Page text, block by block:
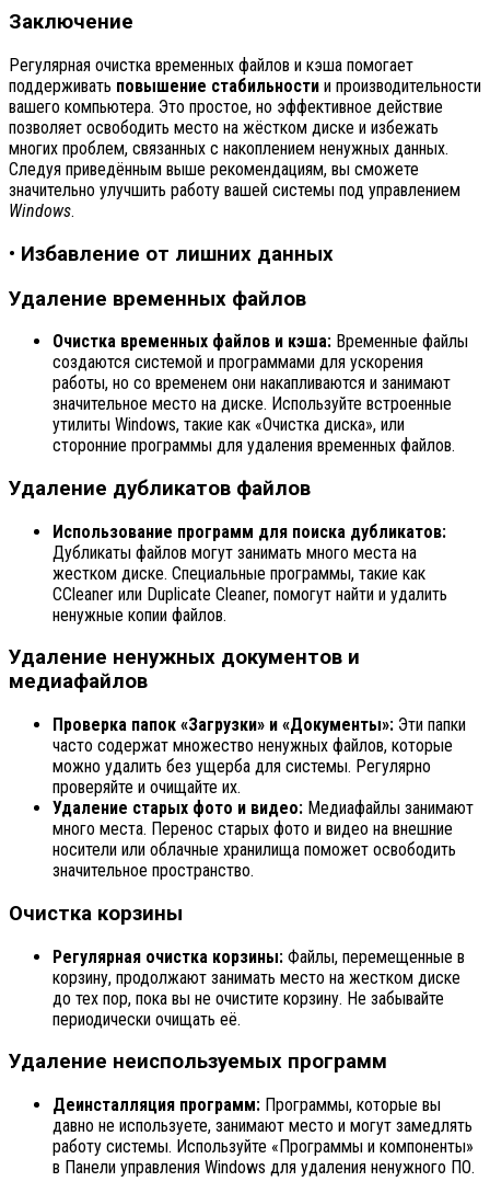
Заключение
Регулярная очистка временных файлов и кэша помогает
поддерживать повышение стабильности и производительности
вашего компьютера. Это простое, но эффективное действие
позволяет освободить место на жёстком диске и избежать
многих проблем, связанных с накоплением ненужных данных.
Следуя приведённым выше рекомендациям, вы сможете
значительно улучшить работу вашей системы под управлением
Windows.
• Избавление от лишних данных
Удаление временных файлов
Очистка временных файлов и кэша: Временные файлы
создаются системой и программами для ускорения
работы, но со временем они накапливаются и занимают
значительное место на диске. Используйте встроенные
утилиты Windows, такие как «Очистка диска», или
сторонние программы для удаления временных файлов.
Удаление дубликатов файлов
Использование программ для поиска дубликатов:
Дубликаты файлов могут занимать много места на
жестком диске. Специальные программы, такие как
CCleaner или Duplicate Cleaner, помогут найти и удалить
ненужные копии файлов.
Удаление ненужных документов и
медиафайлов
Проверка папок «Загрузки» и «Документы»: Эти папки
часто содержат множество ненужных файлов, которые
можно удалить без ущерба для системы. Регулярно
проверяйте и очищайте их.
Удаление старых фото и видео: Медиафайлы занимают
много места. Перенос старых фото и видео на внешние
носители или облачные хранилища поможет освободить
значительное пространство.
Очистка корзины
Регулярная очистка корзины: Файлы, перемещенные в
корзину, продолжают занимать место на жестком диске
до тех пор, пока вы не очистите корзину. Не забывайте
периодически очищать её.
Удаление неиспользуемых программ
Деинсталляция программ: Программы, которые вы
давно не используете, занимают место и могут замедлять
работу системы. Используйте «Программы и компоненты»
в Панели управления Windows для удаления ненужного ПО.